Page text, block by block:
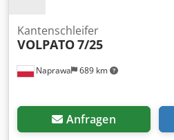
Naprawa 689 km
Kantenschleifer
VOLPATO7/25
Anfragen